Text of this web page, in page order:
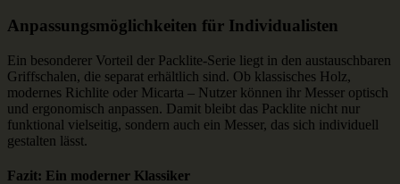
Anpassungsmöglichkeiten für Individualisten
Ein besonderer Vorteil der Packlite-Serie liegt in den austauschbaren
Griffschalen, die separat erhältlich sind. Ob klassisches Holz,
modernes Richlite oder Micarta – Nutzer können ihr Messer optisch
und ergonomisch anpassen. Damit bleibt das Packlite nicht nur
funktional vielseitig, sondern auch ein Messer, das sich individuell
gestalten lässt.
Fazit: Ein moderner Klassiker